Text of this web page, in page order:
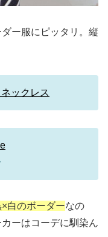
ー服にピッタリ。縦
ックレス
×白のボーダーなの
ーはコーデに馴染ん